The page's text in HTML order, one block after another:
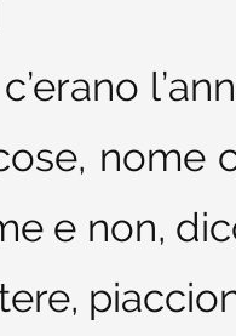
nome
e non,